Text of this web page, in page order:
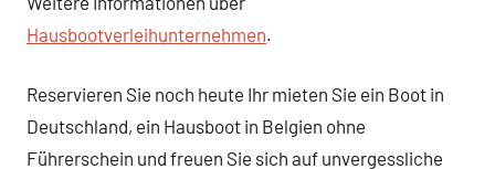
Hausbootverleihunternehmen.
Reservieren Sie noch heute Ihr mieten Sie ein Boot in
Deutschland, ein Hausboot in Belgien ohne
Führerschein und freuen Sie sich auf unvergessliche